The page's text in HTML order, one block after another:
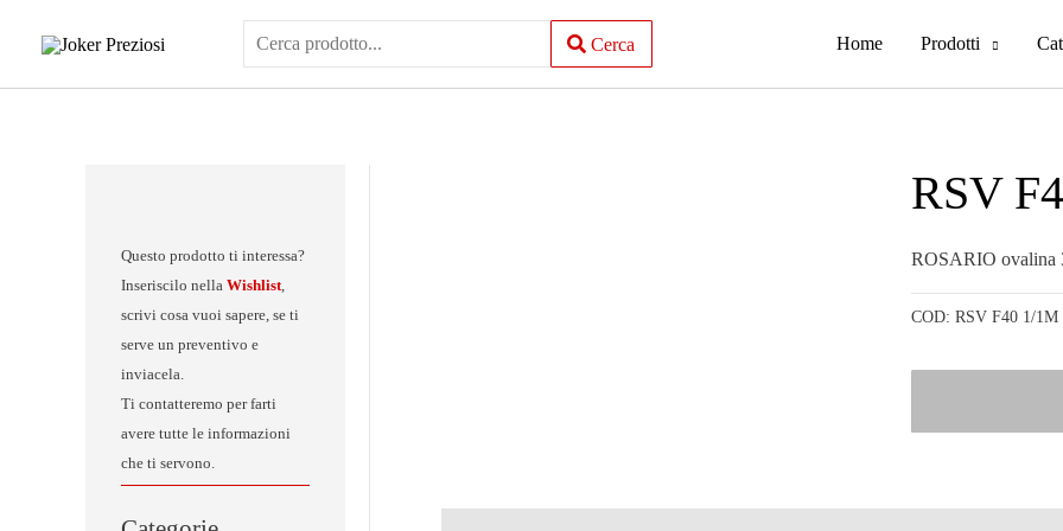
Cerca Home Prodotti
Questo prodotto ti interessa?
Inseriscilo nella Wishlist,
scrivi cosa vuoi sapere, se ti
serve un preventivo e
inviacela.
Ti contatteremo per farti
avere tutte le informazioni
che ti servono.
RSV
ROSARIO ovalina
COD: RSV F40 1/1M